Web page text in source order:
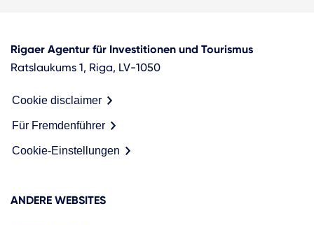
Rigaer Agentur für Investitionen und Tourismus
Ratslaukums 1, Riga, LV-1050
Cookie disclaimer
Für Fremdenführer
Cookie-Einstellungen
ANDERE WEBSITES